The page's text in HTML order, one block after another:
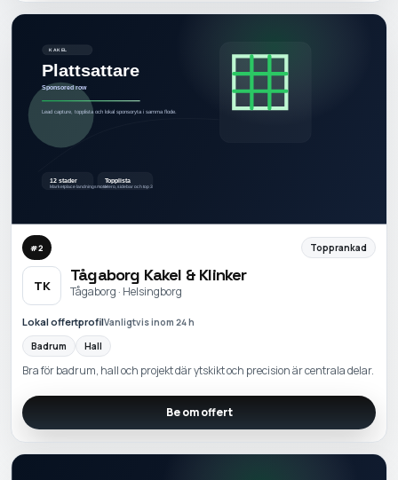
#2 Topprankad
TK
Tågaborg Kakel & Klinker
Tågaborg · Helsingborg
Lokal offertprofilVanligtvis inom 24 h
Badrum
Hall
Bra för badrum, hall och projekt där ytskikt och precision är centrala delar.
Be om offert